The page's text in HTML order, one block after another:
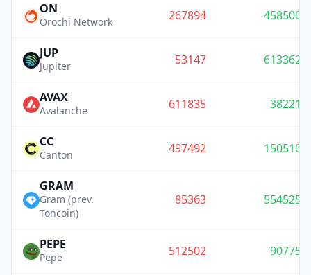
ON
Orochi Network 267894 458500
JUP
Jupiter 53147 613362
AVAX
Avalanche 611835 38221
CC
Canton 497492 150510
GRAM
Gram (prev.
Toncoin)
85363 554525
PEPE
Pepe 512502 90775